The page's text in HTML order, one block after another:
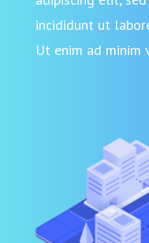
incididunt ut
Ut enim ad minim